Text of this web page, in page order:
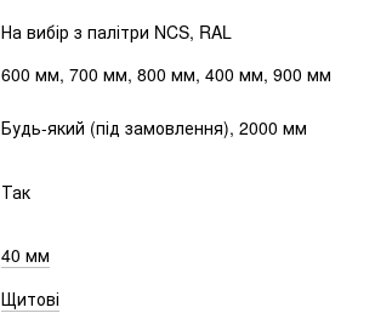
На вибір з палітри NCS, RAL
600 мм, 700 мм, 800 мм, 400 мм, 900 мм
Будь-який (під замовлення), 2000 мм
Так
40 мм
Щитові